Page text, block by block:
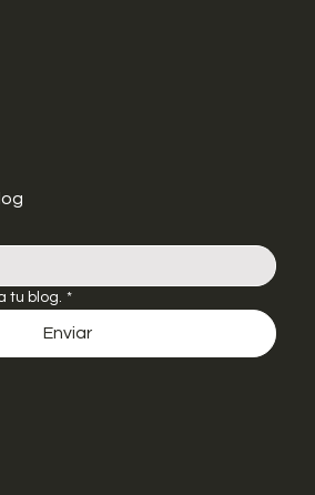
tu blog. *
Enviar